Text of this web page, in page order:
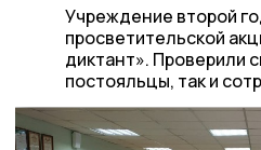
Учреждение второй
просветительской
диктант». Проверили
постояльцы, так и